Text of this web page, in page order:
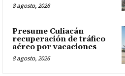
8 agosto, 2026
Presume Culiacán
recuperación de tráfico
aéreo por vacaciones
8 agosto, 2026